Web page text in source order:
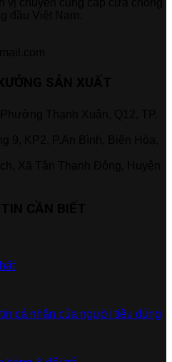
cá nhân của người tiêu dùng